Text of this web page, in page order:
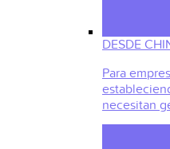
DESDE
Para
necesitan